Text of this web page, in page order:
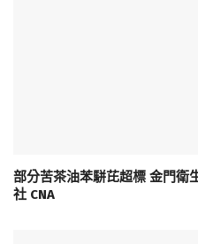
部分苦茶油苯駢芘超標 金門衛
社 CNA